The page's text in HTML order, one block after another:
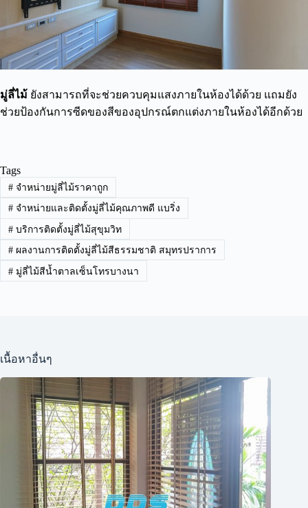
มู่ลี่ไม้ ยังสามารถที่จะช่วยควบคุมแสงภายในห้องได้ด้วย แถมยัง
ช่วยป้องกันการซีดของสีของอุปกรณ์ตกแต่งภายในห้องได้อีกด้วย
Tags
#จำหน่ายมู่ลี่ไม้ราคาถูก
#จำหน่ายและติดตั้งมู่ลี่ไม้คุณภาพดี แบริ่ง
#บริการติดตั้งมู่ลี่ไม้สุขุมวิท
#ผลงานการติดตั้งมู่ลี่ไม้สีธรรมชาติ สมุทรปราการ
#มู่ลี่ไม้สีน้ำตาลเซ็นโทรบางนา
เนื้อหาอื่นๆ